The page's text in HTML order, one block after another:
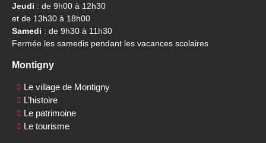
Jeudi : de 9h00 à 12h30
et de 13h30 à 18h00
Samedi : de 9h30 à 11h30
Fermée les samedis pendant les vacances scolaires
Montigny
Le village de Montigny
L’histoire
Le patrimoine
Le tourisme